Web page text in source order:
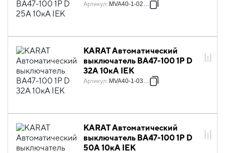
Артикул: MVA40-1-025-D
KARAT Автоматический
выключатель ВА47-100 1P D
32А 10кА IEK
Артикул: MVA40-1-032-D
KARAT Автоматический
выключатель ВА47-100 1P D
50А 10кА IEK